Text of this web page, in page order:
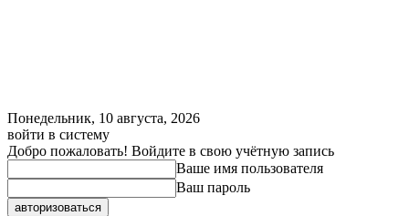
Понедельник, 10 августа, 2026
войти в систему
Добро пожаловать! Войдите в свою учётную запись
Ваше имя пользователя
Ваш пароль